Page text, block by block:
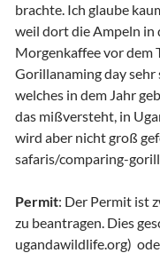
brachte. Ich glaube
weil dort die Ampeln in
Morgenkaffee vor dem
Gorillanaming day
welches in dem Jahr
das mißversteht, in
wird aber nicht groß
safaris/comparing-
Permit: Der Permit ist
zu beantragen. Dies
ugandawildlife.org)